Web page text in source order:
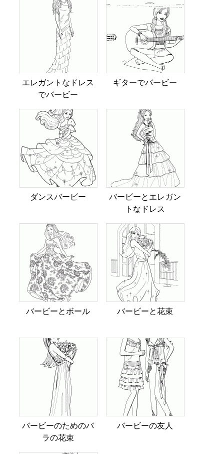
エレガントなドレス
でバービー
ギターでバービー
ダンスバービー
バービーとエレガン
トなドレス
バービーとボール バービーと花束
バービーのためのバ
ラの花束
バービーの友人